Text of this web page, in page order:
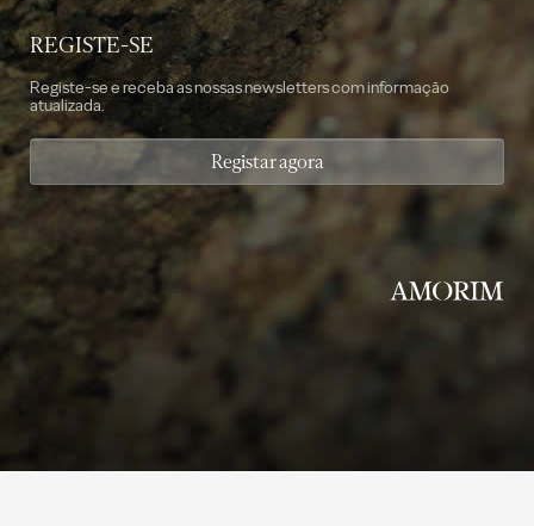
REGISTE-SE
Registe-se e receba as nossas newsletters com informação
atualizada.
Registar agora